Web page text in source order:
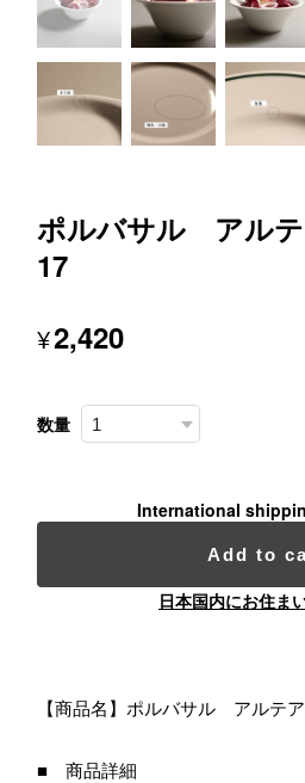
ポルバサル アル
17
¥2,420
数量
International
Add to
日本国内にお住ま
【商品名】ポルバサル アル
■ 商品詳細